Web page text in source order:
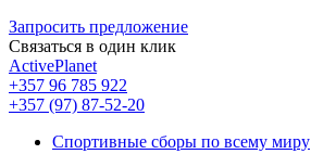
Запросить предложение
Связаться в один клик
ActivePlanet
+357 96 785 922
+357 (97) 87-52-20
Спортивные сборы по всему миру